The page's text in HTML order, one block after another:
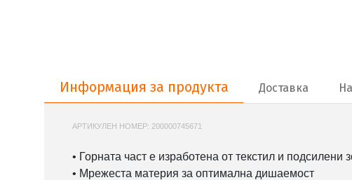
Информация за продукта
Доставка
АРТИКУЛЕН НОМЕР: 200000745671
• Горната част е изработена от текстил и подсилени
• Мрежеста материя за оптимална дишаемост